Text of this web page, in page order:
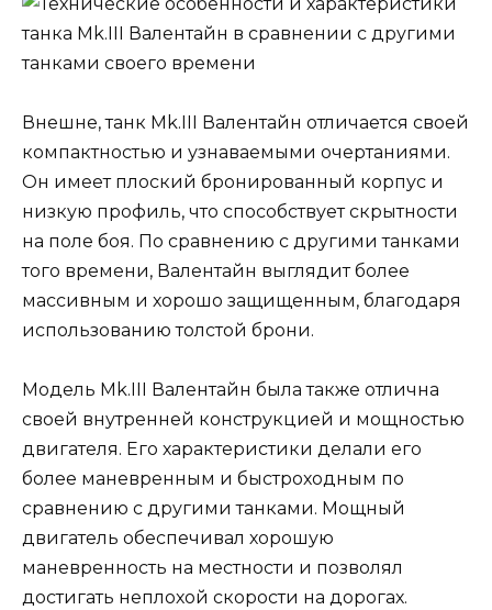
Внешне, танк Mk.III Валентайн отличается своей
компактностью и узнаваемыми очертаниями.
Он имеет плоский бронированный корпус и
низкую профиль, что способствует скрытности
на поле боя. По сравнению с другими танками
того времени, Валентайн выглядит более
массивным и хорошо защищенным, благодаря
использованию толстой брони.
Модель Mk.III Валентайн была также отлична
своей внутренней конструкцией и мощностью
двигателя. Его характеристики делали его
более маневренным и быстроходным по
сравнению с другими танками. Мощный
двигатель обеспечивал хорошую
маневренность на местности и позволял
достигать неплохой скорости на дорогах.